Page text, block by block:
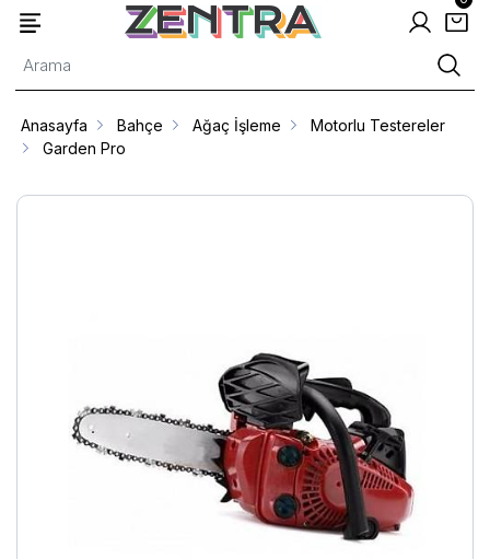
Anasayfa Bahçe Ağaç İşleme
Motorlu Testereler
Garden Pro